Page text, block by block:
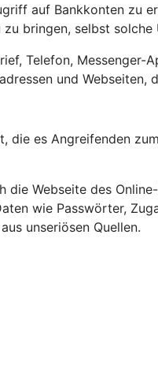
auf Bankkonten zu
bringen, selbst
Telefon,
und
die es Angreifenden
Webseite des
wie Passwörter,
unseriösen Quellen.